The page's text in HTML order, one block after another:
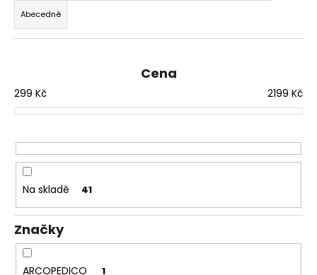
z
e
n
r
o
u
k
ů
Abecedně
Cena
299 Kč 2199 Kč
Na skladě 41
Značky
ARCOPEDICO 1
D
r
u
u
j
m
e
KORKOVÝ
NAZOUVÁK